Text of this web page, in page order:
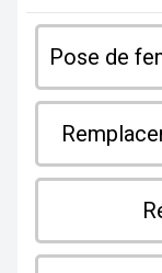
Pose de